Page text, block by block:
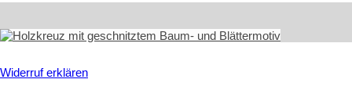
Widerruf erklären